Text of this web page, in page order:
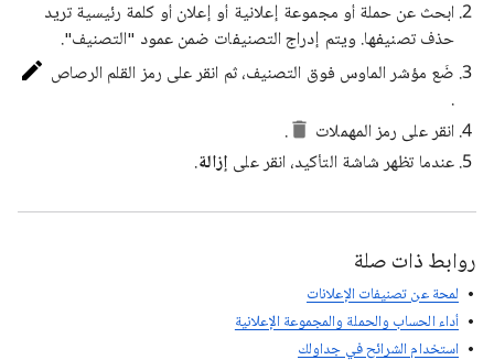
ابحث عن حملة أو مجموعة إعلانية أو إعلان أو كلمة رئيسية تريد
حذف تصنيفها. ويتم إدراج التصنيفات ضمن عمود "التصنيف".
ضَع مؤشر الماوس فوق التصنيف، ثم انقر على رمز القلم الرصاص
.
انقر على رمز المهملات
.
عندما تظهر شاشة التأكيد، انقر على إزالة.
روابط ذات صلة
لمحة عن تصنيفات الإعلانات
أداء الحساب والحملة والمجموعة الإعلانية
استخدام الشرائح في جداولك